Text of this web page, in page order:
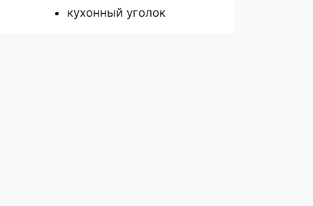
кухонный уголок